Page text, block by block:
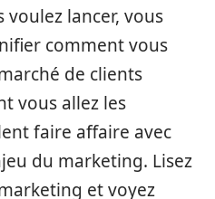
voulez lancer, vous
comment vous
de clients
vous allez les
faire affaire avec
du marketing. Lisez
et voyez